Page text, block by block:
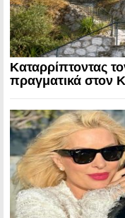
Καταρρίπτοντας
πραγματικά στον